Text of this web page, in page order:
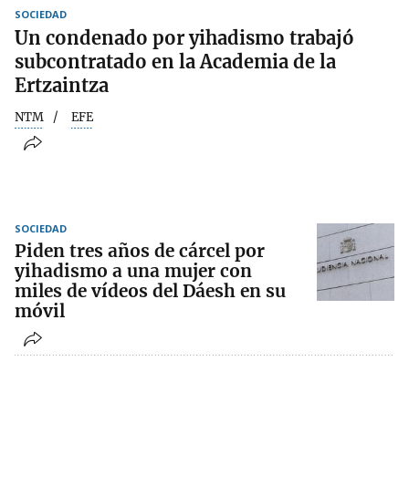
SOCIEDAD
Un condenado por yihadismo trabajó
subcontratado en la Academia de la
Ertzaintza
NTM EFE
SOCIEDAD
Piden tres años de cárcel por
yihadismo a una mujer con
miles de vídeos del Dáesh en su
móvil